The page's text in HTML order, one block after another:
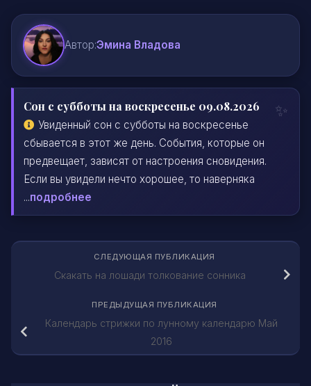
Автор:Эмина Владова
Сон с субботы на воскресенье 09.08.2026
Увиденный сон с субботы на воскресенье
сбывается в этот же день. События, которые он
предвещает, зависят от настроения сновидения.
Если вы увидели нечто хорошее, то наверняка
...подробнее
СЛЕДУЮЩАЯ ПУБЛИКАЦИЯ
Скакать на лошади толкование сонника
ПРЕДЫДУЩАЯ ПУБЛИКАЦИЯ
Календарь стрижки по лунному календарю Май
2016